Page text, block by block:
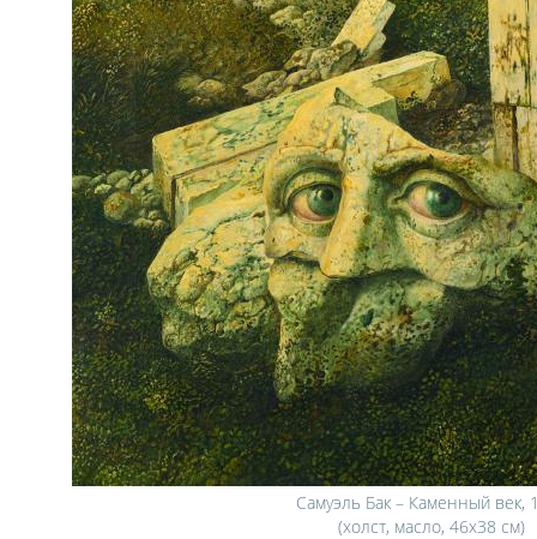
Самуэль Бак – Каменный век,
(холст, масло, 46х38 см)